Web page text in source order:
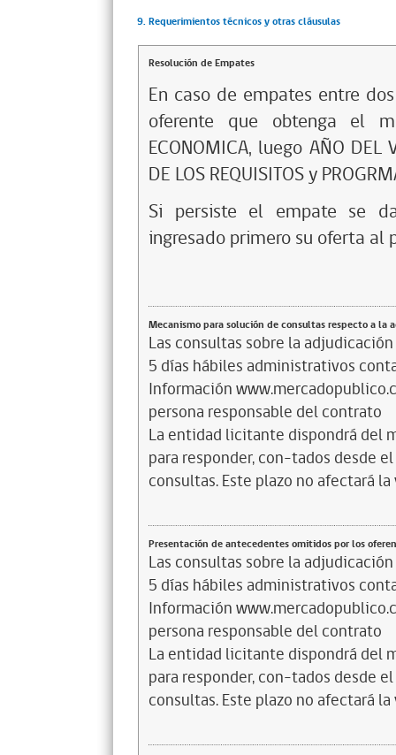
9. Requerimientos técnicos y otras cláusulas
Resolución de Empates
En caso de empates entre
oferente que obtenga el
ECONOMICA, luego AÑO
DE LOS REQUISITOS y
Si persiste el empate se
ingresado primero su oferta al
Mecanismo para solución de consultas respecto a la
Las consultas sobre la
5 días hábiles administrativos
Información
persona responsable del contrato
La entidad licitante dispondrá del
para responder, con-tados desde
consultas. Este plazo no afectará
Presentación de antecedentes omitidos por los
Las consultas sobre la
5 días hábiles administrativos
Información
persona responsable del contrato
La entidad licitante dispondrá del
para responder, con-tados desde
consultas. Este plazo no afectará